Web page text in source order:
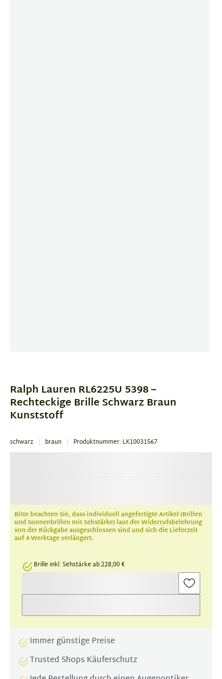
3
Ralph Lauren RL6225U 5398 –
Rechteckige Brille Schwarz Braun
Kunststoff
schwarz braun Produktnummer: LK10031567
Bitte beachten Sie, dass individuell angefertigte Artikel (Brillen
und Sonnenbrillen mit Sehstärke) laut der Widerrufsbelehrung
von der Rückgabe ausgeschlossen sind und sich die Lieferzeit
auf 4 Werktage verlängert.
Brille inkl. Sehstärke ab 228,00 €
Immer günstige Preise
Trusted Shops Käuferschutz